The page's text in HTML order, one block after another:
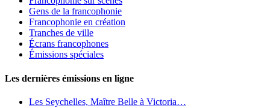
Gens de la francophonie
Francophonie en création
Tranches de ville
Écrans francophones
Émissions spéciales
Les dernières émissions en ligne
Les Seychelles, Maître Belle à Victoria…